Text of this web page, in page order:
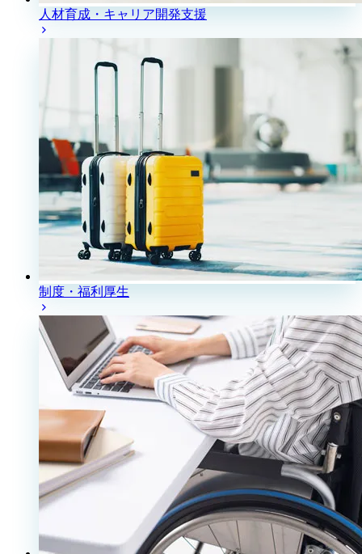
人材育成・キャリア開発支援
制度・福利厚生